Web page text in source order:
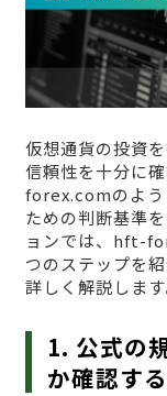
仮想通貨の投資
信頼性を十分に
forex.comのよう
ための判断基準
ョンでは、hft-
つのステップを
詳しく解説します
1. 公式の
か確認する